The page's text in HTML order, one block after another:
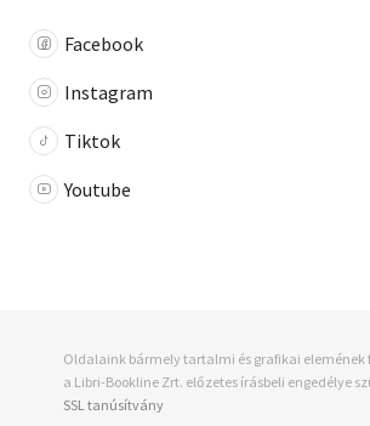
Facebook
Instagram
Tiktok
Youtube
Oldalaink bármely tartalmi és grafikai elemének
a Libri-Bookline Zrt. előzetes írásbeli engedélye
SSL tanúsítvány